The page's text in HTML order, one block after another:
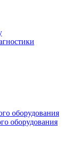
оборудования
оборудования